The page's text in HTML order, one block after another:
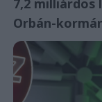
7,2
Orbán-